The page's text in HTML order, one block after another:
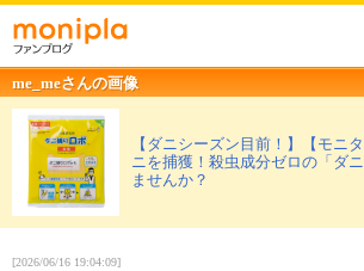
me_meさんの画像
【ダニシーズン目前！】【モニ
ニを捕獲！殺虫成分ゼロの「ダ
ませんか？
[2026/06/16 19:04:09]